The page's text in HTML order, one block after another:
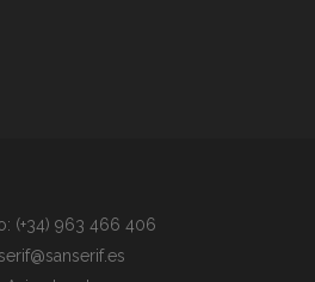
(+34) 963 466 406